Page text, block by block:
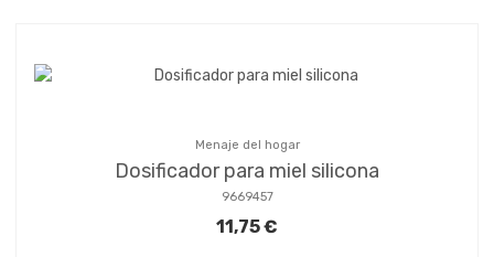
Menaje del hogar
Dosificador para miel silicona
9669457
11,75 €